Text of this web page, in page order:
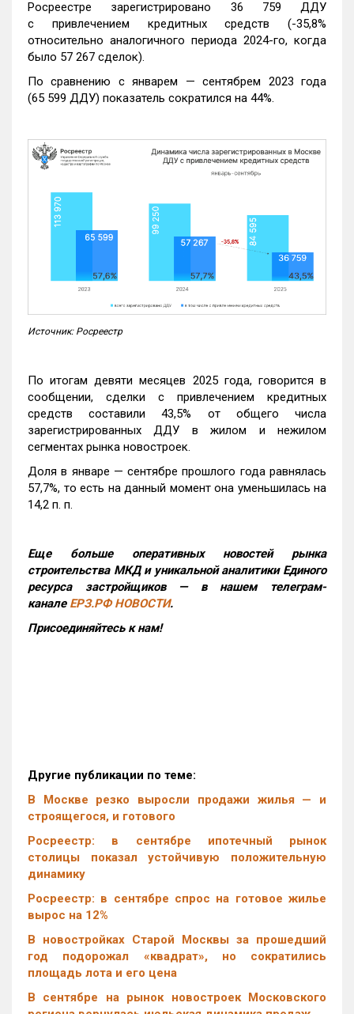
Росреестре зарегистрировано 36 759 ДДУ
с привлечением кредитных средств (-35,8%
относительно аналогичного периода 2024-го, когда
было 57 267 сделок).
По сравнению с январем — сентябрем 2023 года
(65 599 ДДУ) показатель сократился на 44%.
Источник: Росреестр
По итогам девяти месяцев 2025 года, говорится в
сообщении, сделки с привлечением кредитных
средств составили 43,5% от общего числа
зарегистрированных ДДУ в жилом и нежилом
сегментах рынка новостроек.
Доля в январе — сентябре прошлого года равнялась
57,7%, то есть на данный момент она уменьшилась на
14,2 п. п.
Еще больше оперативных новостей рынка
строительства МКД и уникальной аналитики Единого
ресурса застройщиков — в нашем телеграм-
канале ЕРЗ.РФ НОВОСТИ.
Присоединяйтесь к нам!
Другие публикации по теме:
В Москве резко выросли продажи жилья — и
строящегося, и готового
Росреестр: в сентябре ипотечный рынок
столицы показал устойчивую положительную
динамику
Росреестр: в сентябре спрос на готовое жилье
вырос на 12%
В новостройках Старой Москвы за прошедший
год подорожал «квадрат», но сократились
площадь лота и его цена
В сентябре на рынок новостроек Московского